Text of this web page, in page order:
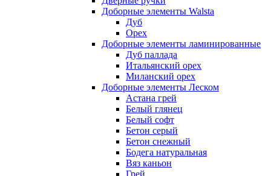
Доборные элементы Walsta
Дуб
Орех
Доборные элементы ламинированные
Дуб паллада
Итальянский орех
Миланский орех
Доборные элементы Леском
Астана грей
Белый глянец
Белый софт
Бетон серый
Бетон снежный
Бодега натуральная
Вяз каньон